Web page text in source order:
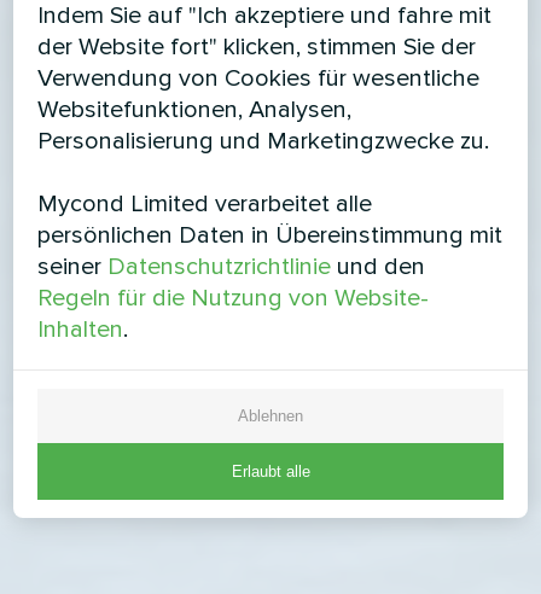
Indem Sie auf "Ich akzeptiere und fahre mit
der Website fort" klicken, stimmen Sie der
Verwendung von Cookies für wesentliche
Websitefunktionen, Analysen,
Personalisierung und Marketingzwecke zu.
Mycond Limited verarbeitet alle
persönlichen Daten in Übereinstimmung mit
seiner Datenschutzrichtlinie und den
Regeln für die Nutzung von Website-
Inhalten.
Ablehnen
Erlaubt alle